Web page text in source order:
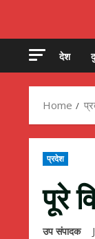
देश
Home
प्रदेश
पूरे
उप संपादक